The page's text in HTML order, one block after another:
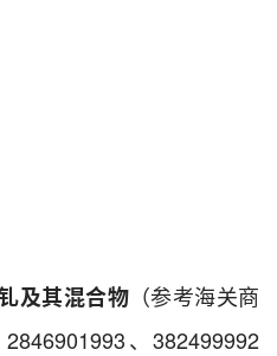
及其混合物（参考海关商
、382499992